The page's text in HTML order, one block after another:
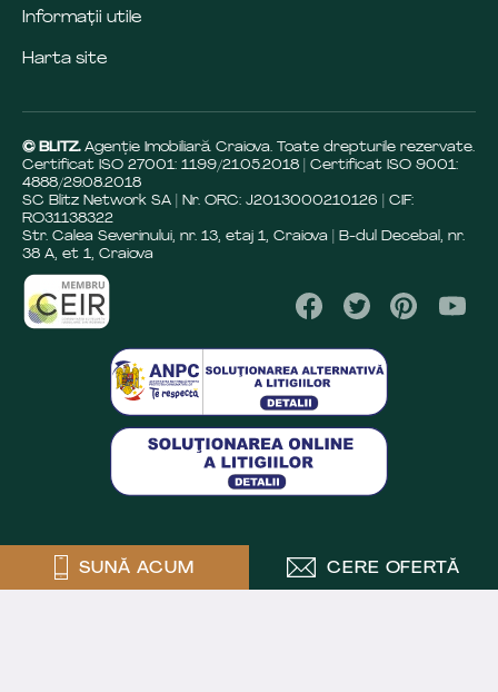
SUNĂ ACUM CERE OFERTĂ
Informații utile
Harta site
© BLITZ. Agenție Imobiliară Craiova. Toate drepturile rezervate.
Certificat ISO 27001: 1199/21.05.2018 | Certificat ISO 9001:
4888/29.08.2018
SC Blitz Network SA | Nr. ORC: J2013000210126 | CIF:
RO31138322
Str. Calea Severinului, nr. 13, etaj 1, Craiova | B-dul Decebal, nr.
38 A, et 1, Craiova